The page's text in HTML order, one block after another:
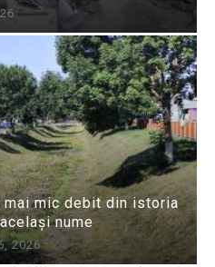
mai mic debit din istoria
nume
2026